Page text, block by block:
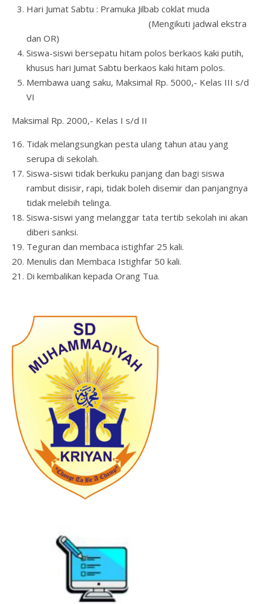
Hari Jumat Sabtu : Pramuka Jilbab coklat muda
(Mengikuti jadwal ekstra
dan OR)
Siswa-siswi bersepatu hitam polos berkaos kaki putih,
khusus hari Jumat Sabtu berkaos kaki hitam polos.
Membawa uang saku, Maksimal Rp. 5000,- Kelas III s/d
VI
Maksimal Rp. 2000,- Kelas I s/d II
Tidak melangsungkan pesta ulang tahun atau yang
serupa di sekolah.
Siswa-siswi tidak berkuku panjang dan bagi siswa
rambut disisir, rapi, tidak boleh disemir dan panjangnya
tidak melebih telinga.
Siswa-siswi yang melanggar tata tertib sekolah ini akan
diberi sanksi.
Teguran dan membaca istighfar 25 kali.
Menulis dan Membaca Istighfar 50 kali.
Di kembalikan kepada Orang Tua.